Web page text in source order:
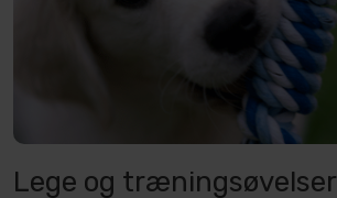
Lege og træningsøvelser